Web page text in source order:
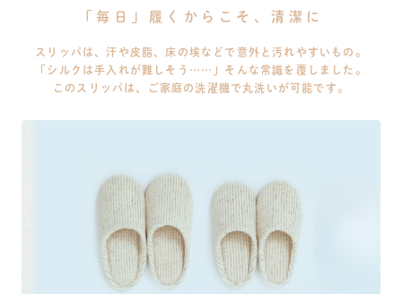
「毎日」履くからこそ、清潔に
スリッパは、汗や皮脂、床の埃などで意外と汚れやすいもの。
「シルクは手入れが難しそう……」そんな常識を覆しました。
このスリッパは、ご家庭の洗濯機で丸洗いが可能です。